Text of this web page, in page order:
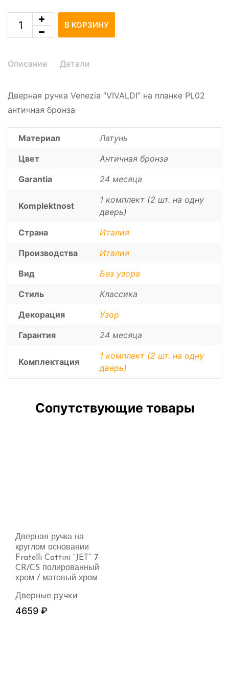
В КОРЗИНУ
Описание Детали
Дверная ручка Venezia “VIVALDI” на планке PL02
античная бронза
Материал
Латунь
Цвет
Античная бронза
Garantia
24 месяца
Komplektnost
1 комплект (2 шт. на одну
дверь)
Страна
Италия
Производства
Италия
Вид
Без узора
Стиль
Классика
Декорация
Узор
Гарантия
24 месяца
Комплектация
1 комплект (2 шт. на одну
дверь)
Сопутствующие товары
Дверная ручка на
круглом основании
Fratelli Cattini “JET” 7-
CR/CS полированный
хром / матовый хром
Дверные ручки
4659 ₽